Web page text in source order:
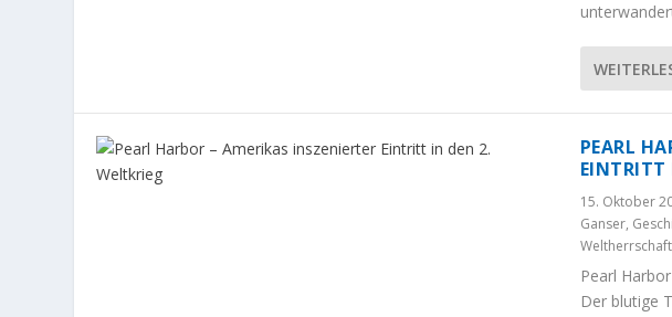
PEARL
EINTRITT
15. Oktober
Ganser,
Weltherrschaft
Pearl
Der blutige